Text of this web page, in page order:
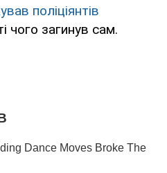
поліціянтів
чого загинув сам.